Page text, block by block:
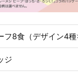
8食（デザイン4種
ジ